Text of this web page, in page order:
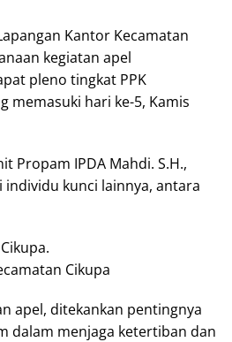
Kantor Kecamatan
kegiatan apel
pleno tingkat PPK
memasuki hari ke-5, Kamis
Propam IPDA Mahdi. S.H.,
kunci lainnya, antara
Cikupa
apel, ditekankan pentingnya
dalam menjaga ketertiban dan